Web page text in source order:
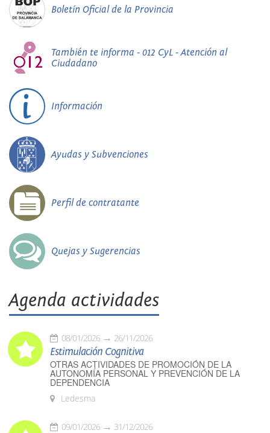
Boletín Oficial de la Provincia
También te informa - 012 CyL - Atención al
Ciudadano
Información
Ayudas y Subvenciones
Perfil de contratante
Quejas y Sugerencias
Agenda actividades
08/01/2026 26/11/2026
Estimulación Cognitiva
OTRAS ACTIVIDADES DE PROMOCIÓN DE LA
AUTONOMÍA PERSONAL Y PREVENCIÓN DE LA
DEPENDENCIA
Ledesma
09/01/2026 31/12/2026